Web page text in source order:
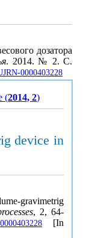
дозатора
. 2014. № 2. С.
0000403228
(2014, 2)
device in
gravimetrig
, 2, 64-
[In